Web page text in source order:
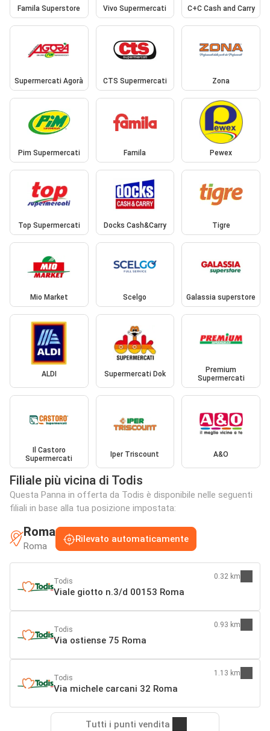
Famila Superstore Vivo Supermercati C+C Cash and Carry
Supermercati Agorà CTS Supermercati Zona
Pim Supermercati Famila Pewex
Top Supermercati Docks Cash&Carry Tigre
Mio Market Scelgo Galassia superstore
ALDI Supermercati Dok
Premium
Supermercati
Il Castoro
Supermercati
Iper Triscount A&O
Filiale più vicina di Todis
Questa Panna in offerta da Todis è disponibile nelle seguenti
filiali in base alla tua posizione impostata:
Roma
Roma
Rilevato automaticamente
Todis
Viale giotto n.3/d 00153 Roma
0.32 km
Todis
Via ostiense 75 Roma
0.93 km
Todis
Via michele carcani 32 Roma
1.13 km
Tutti i punti vendita